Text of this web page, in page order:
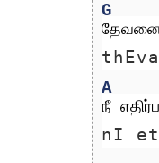
G
தேவனை
A
நீ
nI